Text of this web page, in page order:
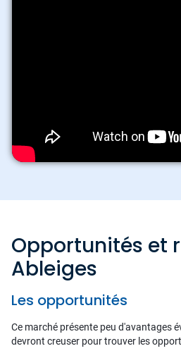
Opportunités et
Ableiges
Les opportunités
Ce marché présente peu d'avantages
devront creuser pour trouver les